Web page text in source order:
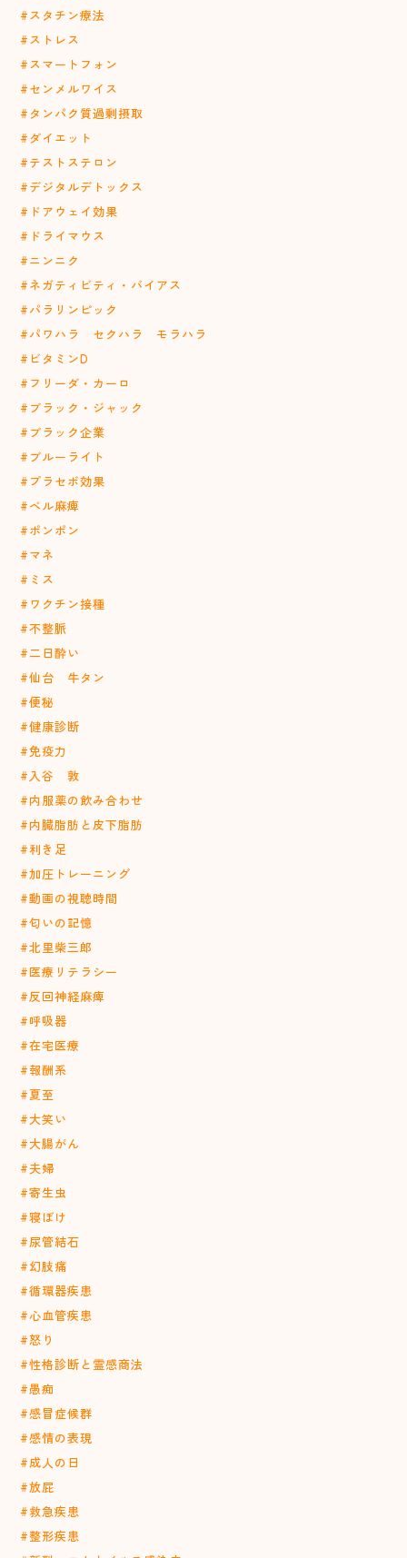
#スタチン療法
#ストレス
#スマートフォン
#センメルワイス
#タンパク質過剰摂取
#ダイエット
#テストステロン
#デジタルデトックス
#ドアウェイ効果
#ドライマウス
#ニンニク
#ネガティビティ・バイアス
#パラリンピック
#パワハラ セクハラ モラハラ
#ビタミンD
#フリーダ・カーロ
#ブラック・ジャック
#ブラック企業
#ブルーライト
#プラセボ効果
#ベル麻痺
#ポンポン
#マネ
#ミス
#ワクチン接種
#不整脈
#二日酔い
#仙台 牛タン
#便秘
#健康診断
#免疫力
#入谷 敦
#内服薬の飲み合わせ
#内臓脂肪と皮下脂肪
#利き足
#加圧トレーニング
#動画の視聴時間
#匂いの記憶
#北里柴三郎
#医療リテラシー
#反回神経麻痺
#呼吸器
#在宅医療
#報酬系
#夏至
#大笑い
#大腸がん
#夫婦
#寄生虫
#寝ぼけ
#尿管結石
#幻肢痛
#循環器疾患
#心血管疾患
#怒り
#性格診断と霊感商法
#愚痴
#感冒症候群
#感情の表現
#成人の日
#放屁
#救急疾患
#整形疾患